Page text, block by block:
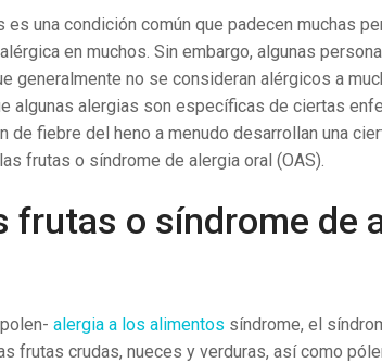
es una condición común que padecen muchas
en muchos. Sin embargo, algunas
generalmente no se consideran alérgicos a
algunas alergias son específicas de ciertas
de fiebre del heno a menudo desarrollan una
frutas o síndrome de alergia oral (OAS).
frutas o síndrome de
alergia a los alimentos síndrome, el
frutas crudas, nueces y verduras, así como